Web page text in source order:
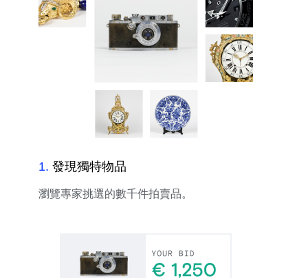
1. 發現獨特物品
瀏覽專家挑選的數千件拍賣品。